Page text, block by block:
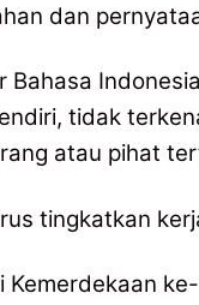
dan
Bahasa
tidak
atau pihat
tingkatkan
Kemerdekaan